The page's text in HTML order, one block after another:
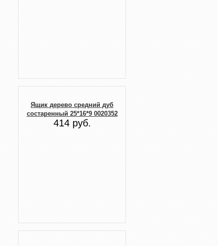
Ящик дерево средний дуб
состаренный 25*16*9 0020352
414 руб.